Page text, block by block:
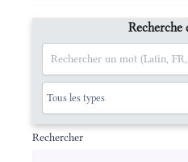
Recherche
Rechercher